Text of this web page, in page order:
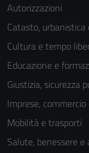
Autorizzazioni
Catasto, urbanistica
Cultura e tempo
Educazione e
Giustizia, sicurezza
Imprese, commercio
Mobilità e trasporti
Salute, benessere e